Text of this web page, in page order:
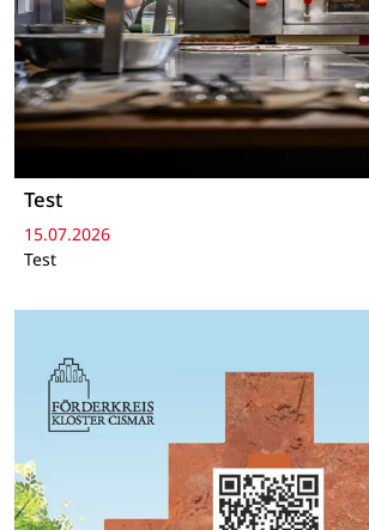
Test
15.07.2026
Test